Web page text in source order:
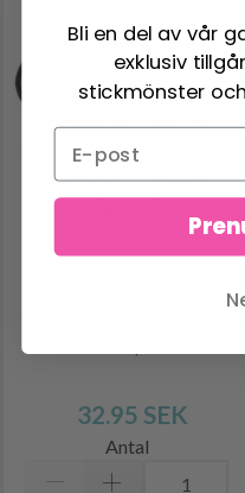
HÅRSNODDAR, SVART,
32.95 SEK
Antal
Bli en del av vår
exklusiv
stickmönster